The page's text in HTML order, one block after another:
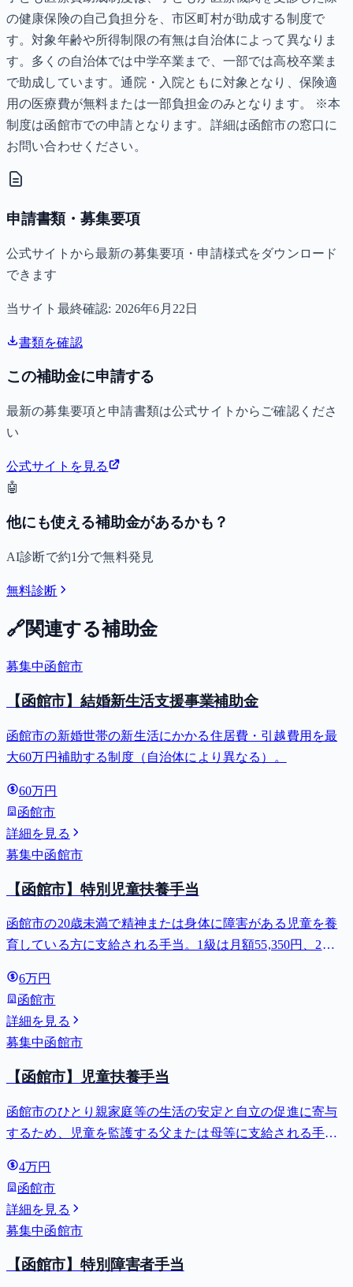
の健康保険の自己負担分を、市区町村が助成する制度で
す。対象年齢や所得制限の有無は自治体によって異なりま
す。多くの自治体では中学卒業まで、一部では高校卒業ま
で助成しています。通院・入院ともに対象となり、保険適
用の医療費が無料または一部負担金のみとなります。 ※本
制度は函館市での申請となります。詳細は函館市の窓口に
お問い合わせください。
申請書類・募集要項
公式サイトから最新の募集要項・申請様式をダウンロード
できます
当サイト最終確認: 2026年6月22日
書類を確認
この補助金に申請する
最新の募集要項と申請書類は公式サイトからご確認くださ
い
公式サイトを見る
🤖
他にも使える補助金があるかも？
AI診断で約1分で無料発見
無料診断
🔗関連する補助金
募集中函館市
【函館市】結婚新生活支援事業補助金
函館市の新婚世帯の新生活にかかる住居費・引越費用を最
大60万円補助する制度（自治体により異なる）。
60万円
函館市
詳細を見る
募集中函館市
【函館市】特別児童扶養手当
函館市の20歳未満で精神または身体に障害がある児童を養
育している方に支給される手当。1級は月額55,350円、2級
6万円
函館市
詳細を見る
募集中函館市
【函館市】児童扶養手当
函館市のひとり親家庭等の生活の安定と自立の促進に寄与
するため、児童を監護する父または母等に支給される手
4万円
函館市
詳細を見る
募集中函館市
【函館市】特別障害者手当